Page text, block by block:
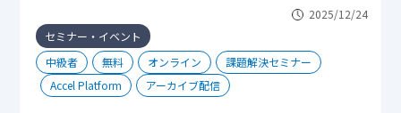
2025/12/24
セミナー・イベント
中級者
無料 オンライン
課題解決セミナー
Accel Platform
アーカイブ配信